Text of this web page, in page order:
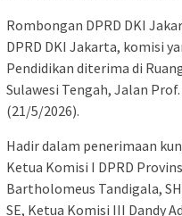
Rombongan DPRD DKI
DPRD DKI Jakarta, komisi
Pendidikan diterima di
Sulawesi Tengah, Jalan
(21/5/2026).
Hadir dalam penerimaan
Ketua Komisi I DPRD
Bartholomeus Tandigala,
SE, Ketua Komisi III Dandy